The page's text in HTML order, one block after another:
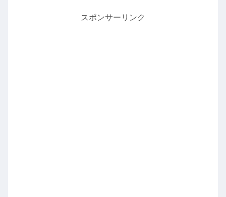
スポンサーリンク